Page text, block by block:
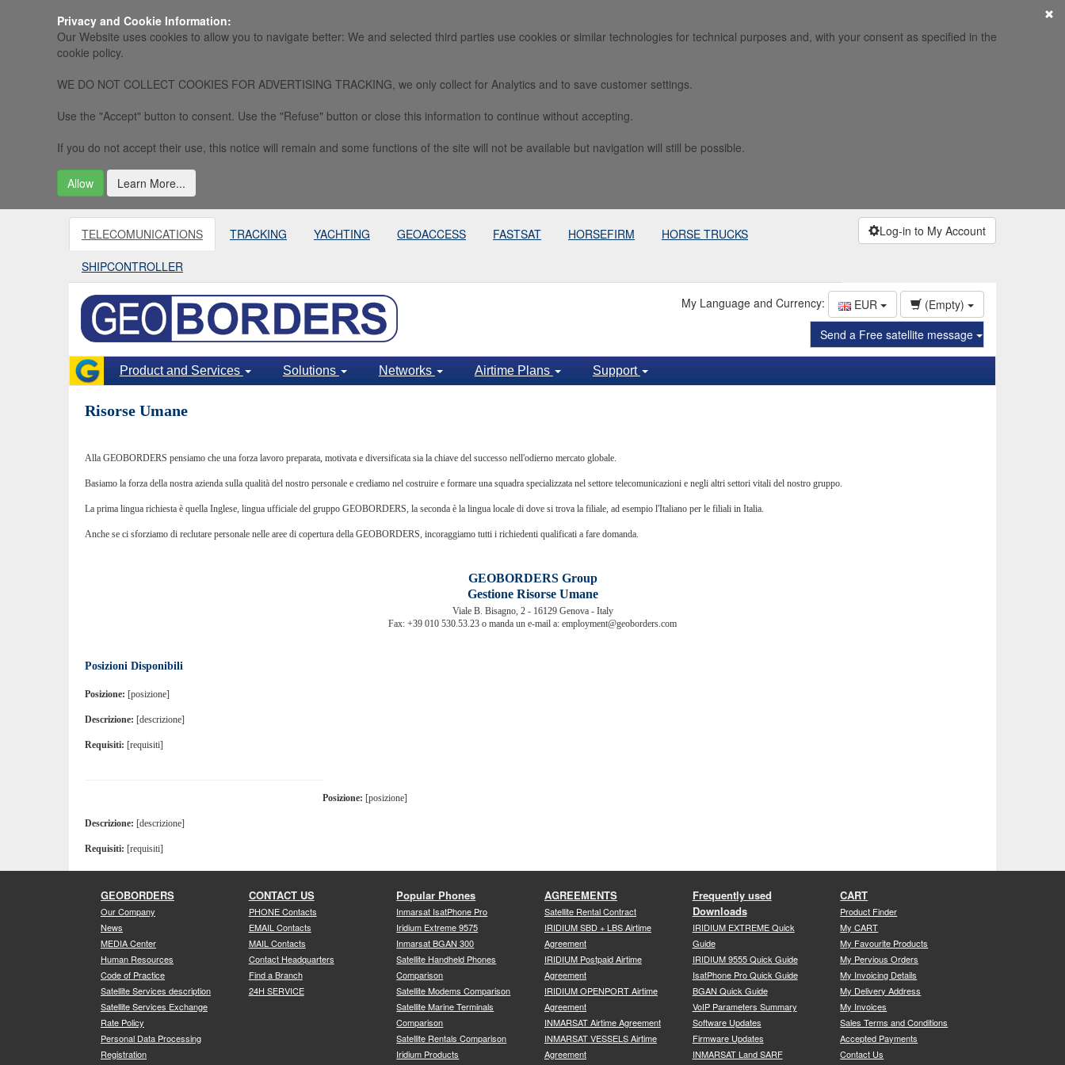
Privacy and Cookie Information:
Our Website uses cookies to allow you to navigate better: We and selected third parties use cookies or similar technologies for technical purposes and, with your consent as specified in the
cookie policy.
WE DO NOT COLLECT COOKIES FOR ADVERTISING TRACKING, we only collect for Analytics and to save customer settings.
Use the "Accept" button to consent. Use the "Refuse" button or close this information to continue without accepting.
If you do not accept their use, this notice will remain and some functions of the site will not be available but navigation will still be possible.
Allow Learn More...
TELECOMUNICATIONS TRACKING YACHTING GEOACCESS FASTSAT HORSEFIRM HORSE TRUCKS
SHIPCONTROLLER
Log-in to My Account
My Language and Currency: EUR
(Empty)
Send a Free satellite message
Product and Services Solutions Networks Airtime Plans Support
Risorse Umane
Alla GEOBORDERS pensiamo che una forza lavoro preparata, motivata e diversificata sia la chiave del successo nell'odierno mercato globale.
Basiamo la forza della nostra azienda sulla qualità del nostro personale e crediamo nel costruire e formare una squadra specializzata nel settore telecomunicazioni e negli altri settori vitali del nostro gruppo.
La prima lingua richiesta è quella Inglese, lingua ufficiale del gruppo GEOBORDERS, la seconda è la lingua locale di dove si trova la filiale, ad esempio l'Italiano per le filiali in Italia.
Anche se ci sforziamo di reclutare personale nelle aree di copertura della GEOBORDERS, incoraggiamo tutti i richiedenti qualificati a fare domanda.
GEOBORDERS Group
Gestione Risorse Umane
Viale B. Bisagno, 2 - 16129 Genova - Italy
Fax: +39 010 530.53.23 o manda un e-mail a: employment@geoborders.com
Posizioni Disponibili
Posizione: [posizione]
Descrizione: [descrizione]
Requisiti: [requisiti]
Posizione: [posizione]
Descrizione: [descrizione]
Requisiti: [requisiti]
GEOBORDERS
Our Company
News
MEDIA Center
Human Resources
Code of Practice
Satellite Services description
Satellite Services Exchange
Rate Policy
Personal Data Processing
Registration
CONTACT US
PHONE Contacts
EMAIL Contacts
MAIL Contacts
Contact Headquarters
Find a Branch
24H SERVICE
Popular Phones
Inmarsat IsatPhone Pro
Iridium Extreme 9575
Inmarsat BGAN 300
Satellite Handheld Phones
Comparison
Satellite Modems Comparison
Satellite Marine Terminals
Comparison
Satellite Rentals Comparison
Iridium Products
AGREEMENTS
Satellite Rental Contract
IRIDIUM SBD + LBS Airtime
Agreement
IRIDIUM Postpaid Airtime
Agreement
IRIDIUM OPENPORT Airtime
Agreement
INMARSAT Airtime Agreement
INMARSAT VESSELS Airtime
Agreement
Frequently used
Downloads
IRIDIUM EXTREME Quick
Guide
IRIDIUM 9555 Quick Guide
IsatPhone Pro Quick Guide
BGAN Quick Guide
VoIP Parameters Summary
Software Updates
Firmware Updates
INMARSAT Land SARF
CART
Product Finder
My CART
My Favourite Products
My Pervious Orders
My Invoicing Details
My Delivery Address
My Invoices
Sales Terms and Conditions
Accepted Payments
Contact Us